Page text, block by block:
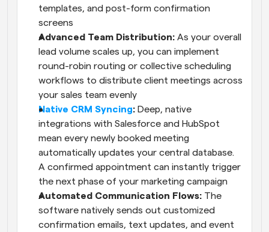
templates, and post-form confirmation
screens
Advanced Team Distribution: As your overall
lead volume scales up, you can implement
round-robin routing or collective scheduling
workflows to distribute client meetings across
your sales team evenly
Native CRM Syncing: Deep, native
integrations with Salesforce and HubSpot
mean every newly booked meeting
automatically updates your central database.
A confirmed appointment can instantly trigger
the next phase of your marketing campaign
Automated Communication Flows: The
software natively sends out customized
confirmation emails, text updates, and event